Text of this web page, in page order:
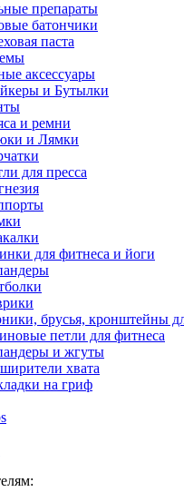
препараты
батончики
паста
аксессуары
и Бутылки
и ремни
и Лямки
для пресса
для фитнеса и йоги
брусья, кронштейны
петли для фитнеса
и жгуты
хвата
на гриф